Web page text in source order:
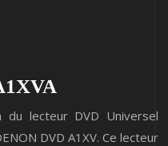
du lecteur DVD Universel
DVD A1XV. Ce lecteur